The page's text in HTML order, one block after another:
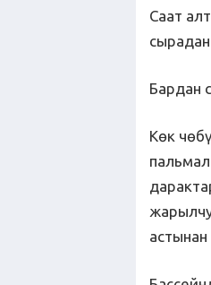
Саат
Бардан
Көк